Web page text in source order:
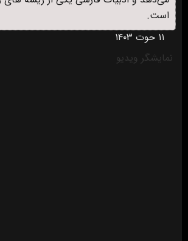
است.
۱۱ حوت ۱۴۰۳
نمایشگر ویدیو